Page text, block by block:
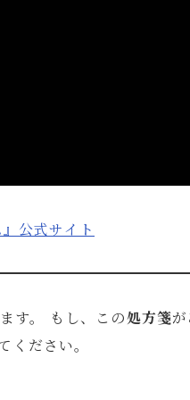
公式サイト
す。 もし、この処方箋
ください。